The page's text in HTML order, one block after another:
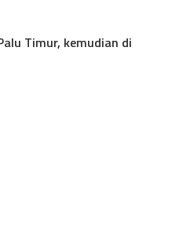
Timur, kemudian di